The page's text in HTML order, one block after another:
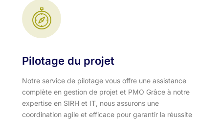
Pilotage du projet
Notre service de pilotage vous offre une assistance
complète en gestion de projet et PMO Grâce à notre
expertise en SIRH et IT, nous assurons une
coordination agile et efficace pour garantir la réussite